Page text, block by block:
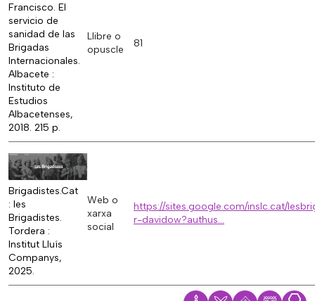
Francisco. El
servicio de
sanidad de las
Brigadas
Internacionales.
Albacete :
Instituto de
Estudios
Albacetenses,
2018. 215 p.
Llibre o
opuscle
81
Brigadistes.Cat
: les
Brigadistes.
Tordera :
Institut Lluís
Companys,
2025.
Web o
xarxa
social
https://sites.google.com/inslc.cat/
r-davidow?authus…